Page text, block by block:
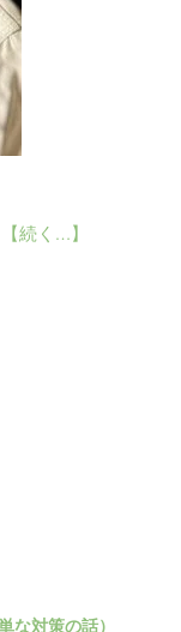
続く…】
な対策の話）